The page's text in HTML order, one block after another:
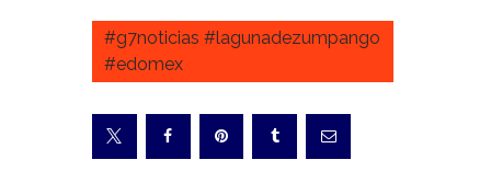
#g7noticias #lagunadezumpango
#edomex